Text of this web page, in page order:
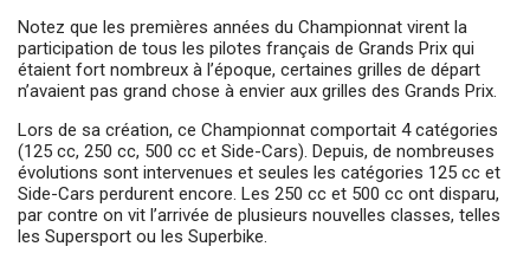
Notez que les premières années du Championnat virent la
participation de tous les pilotes français de Grands Prix qui
étaient fort nombreux à l’époque, certaines grilles de départ
n’avaient pas grand chose à envier aux grilles des Grands Prix.
Lors de sa création, ce Championnat comportait 4 catégories
(125 cc, 250 cc, 500 cc et Side-Cars). Depuis, de nombreuses
évolutions sont intervenues et seules les catégories 125 cc et
Side-Cars perdurent encore. Les 250 cc et 500 cc ont disparu,
par contre on vit l’arrivée de plusieurs nouvelles classes, telles
les Supersport ou les Superbike.